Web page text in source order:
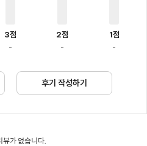
3점
-
2점
-
1점
-
후기 작성하기
뷰가 없습니다.